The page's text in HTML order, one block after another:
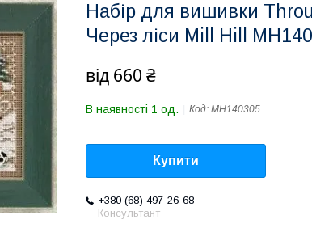
Набір для вишивки
Через ліси Mill Hill
від 660 ₴
В наявності 1 од. Код: MH140305
Купити
+380 (68) 497-26-68
Консультант